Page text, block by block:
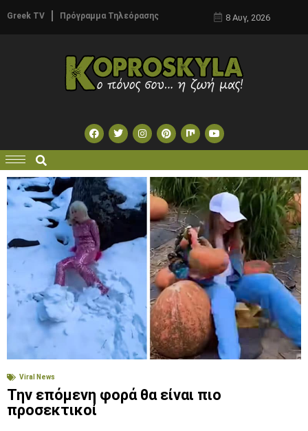
Greek TV Πρόγραμμα Τηλεόρασης 8 Αυγ, 2026
Viral News
Την επόμενη φορά θα είναι πιο
προσεκτικοί